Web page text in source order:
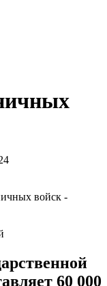
60 000